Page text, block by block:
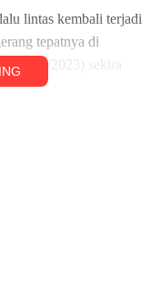
lintas kembali terjadi
tepatnya di
(12/1/2023) sekira
yang membantu
para supir angkot
sedang membawa
perempuan
diketahui secara